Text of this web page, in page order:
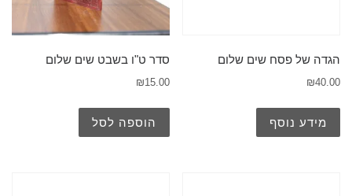
הגדה של פסח שים שלום
₪40.00
מידע נוסף
סדר ט"ו בשבט שים שלום
₪15.00
הוספה לסל